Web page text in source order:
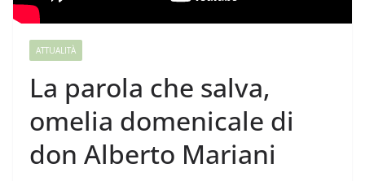
ATTUALITÀ
La parola che salva,
omelia domenicale di
don Alberto Mariani